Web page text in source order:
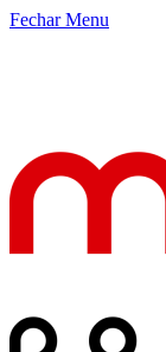
Fechar Menu